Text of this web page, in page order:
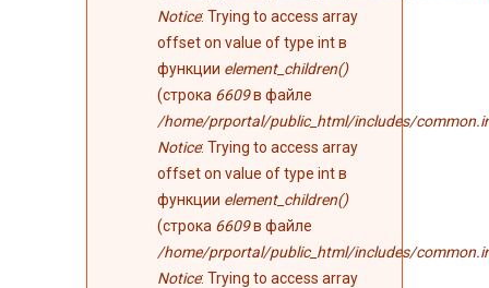
Notice: Trying to access array
offset on value of type int в
функции element_children()
(строка 6609в файле
/home/prportal/public_html/includes/
Notice: Trying to access array
offset on value of type int в
функции element_children()
(строка 6609в файле
/home/prportal/public_html/includes/
Notice: Trying to access array